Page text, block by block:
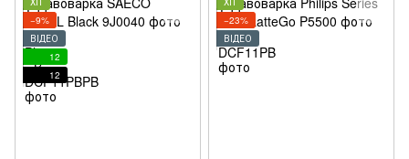
−9%
ВІДЕО
12
12
−23%
ВІДЕО